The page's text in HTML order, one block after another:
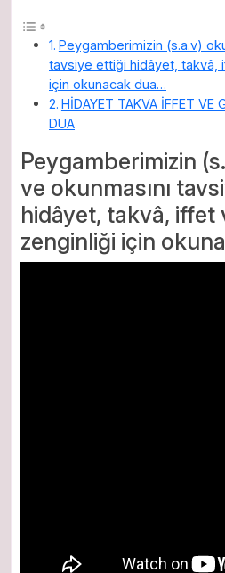
Peygamberimizin (s.a.v)
tavsiye ettiği hidâyet, takvâ,
için okunacak dua…
HİDAYET TAKVA İFFET VE
DUA
Peygamberimizin
ve okunmasını
hidâyet, takvâ, iffet
zenginliği için